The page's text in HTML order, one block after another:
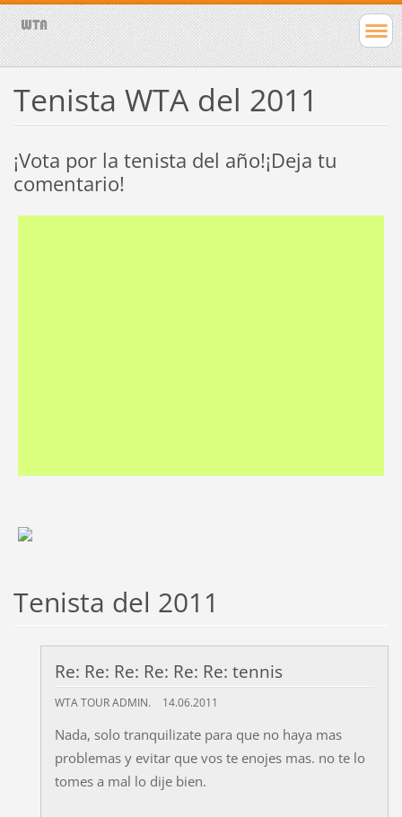
Tenista WTA del 2011
¡Vota por la tenista del año!¡Deja tu
comentario!
Tenista del 2011
Re: Re: Re: Re: Re: Re: tennis
WTA TOUR ADMIN. 14.06.2011
Nada, solo tranquilizate para que no haya mas
problemas y evitar que vos te enojes mas. no te lo
tomes a mal lo dije bien.